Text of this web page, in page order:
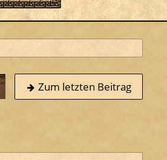
Zum letzten Beitrag